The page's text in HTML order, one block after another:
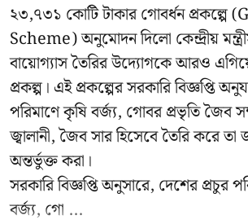
২৩,৭৩১ কোটি টাকার গোবর্ধন প্রকল্পে
Scheme) অনুমোদন দিলো কেন্দ্রীয়
বায়োগ্যাস তৈরির উদ্যোগকে আরও
প্রকল্প। এই প্রকল্পের সরকারি বিজ্ঞপ্তি
পরিমাণে কৃষি বর্জ্য, গোবর প্রভৃতি জৈব
জ্বালানী, জৈব সার হিসেবে তৈরি করে
অন্তর্ভুক্ত করা।
সরকারি বিজ্ঞপ্তি অনুসারে, দেশের প্রচুর
বর্জ্য, গো ...